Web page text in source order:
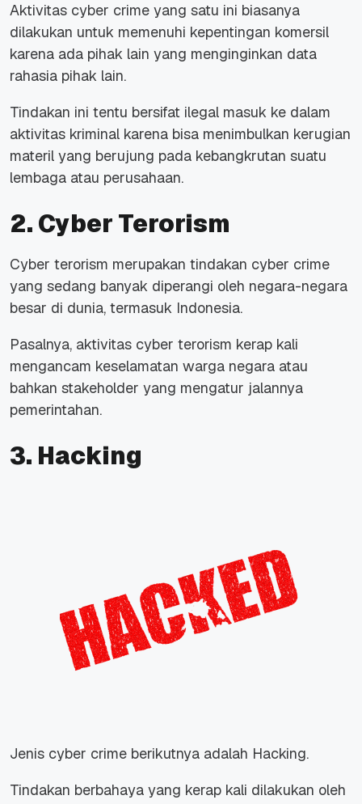
Aktivitas cyber crime yang satu ini biasanya
dilakukan untuk memenuhi kepentingan komersil
karena ada pihak lain yang menginginkan data
rahasia pihak lain.
Tindakan ini tentu bersifat ilegal masuk ke dalam
aktivitas kriminal karena bisa menimbulkan kerugian
materil yang berujung pada kebangkrutan suatu
lembaga atau perusahaan.
2. Cyber Terorism
Cyber terorism merupakan tindakan cyber crime
yang sedang banyak diperangi oleh negara-negara
besar di dunia, termasuk Indonesia.
Pasalnya, aktivitas cyber terorism kerap kali
mengancam keselamatan warga negara atau
bahkan stakeholder yang mengatur jalannya
pemerintahan.
3. Hacking
Jenis cyber crime berikutnya adalah Hacking.
Tindakan berbahaya yang kerap kali dilakukan oleh